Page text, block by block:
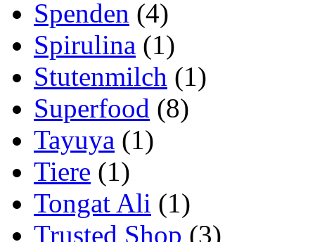
Spenden (4)
Spirulina (1)
Stutenmilch (1)
Superfood (8)
Tayuya (1)
Tiere (1)
Tongat Ali (1)
Trusted Shop (3)